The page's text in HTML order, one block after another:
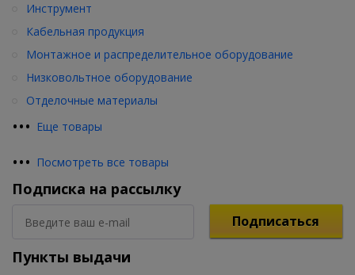
••• Еще товары
Инструмент
Кабельная продукция
Монтажное и распределительное оборудование
Низковольтное оборудование
Отделочные материалы
••• Посмотреть все товары
Подписка на рассылку
Подписаться
Пункты выдачи